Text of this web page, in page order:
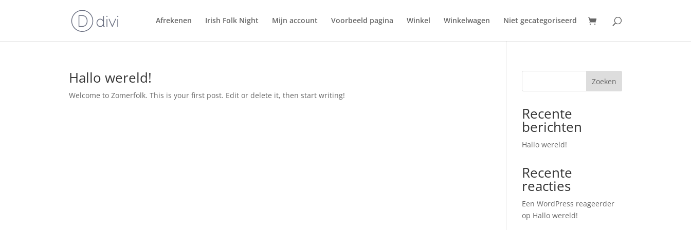
Afrekenen Irish Folk Night Mijn account Voorbeeld pagina Winkel Winkelwagen Niet gecategoriseerd
Hallo wereld!
Welcome to Zomerfolk. This is your first post. Edit or delete it, then start writing!
Zoeken
Recente
berichten
Hallo wereld!
Recente
reacties
Een WordPress reageerder
op Hallo wereld!